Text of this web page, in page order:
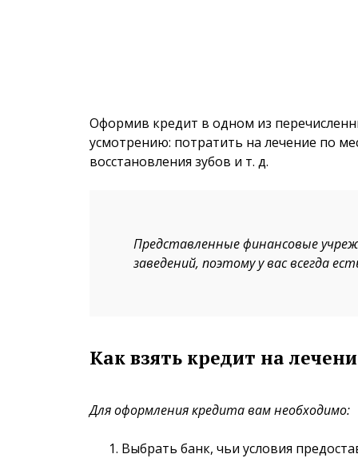
Оформив кредит в одном из
усмотрению: потратить на лечение по
восстановления зубов и т. д.
Представленные финансовые
заведений, поэтому у вас всегда
Как взять кредит на
Для оформления кредита вам необходимо:
Выбрать банк, чьи условия